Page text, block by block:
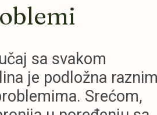
sa svakom
je podložna
Srećom,